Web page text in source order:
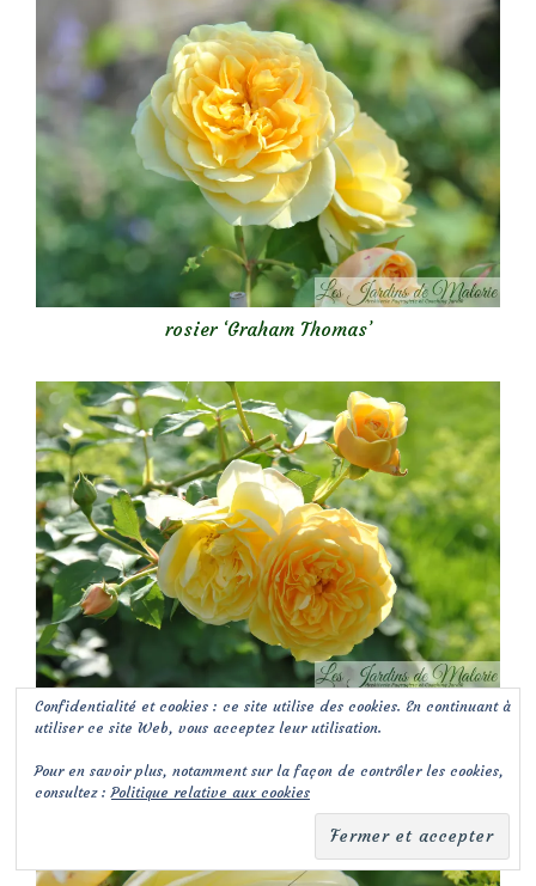
rosier ‘Graham Thomas’
rosier ‘Graham Thomas’
Confidentialité et cookies : ce site utilise des cookies. En continuant à
utiliser ce site Web, vous acceptez leur utilisation.
Pour en savoir plus, notamment sur la façon de contrôler les cookies,
consultez :Politique relative aux cookies